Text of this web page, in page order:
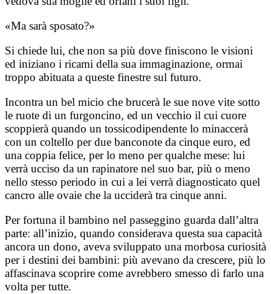
«Ma sarà sposato?»
Si chiede lui, che non sa più dove finiscono le visioni
ed iniziano i ricami della sua immaginazione, ormai
troppo abituata a queste finestre sul futuro.
Incontra un bel micio che brucerà le sue nove vite sotto
le ruote di un furgoncino, ed un vecchio il cui cuore
scoppierà quando un tossicodipendente lo minaccerà
con un coltello per due banconote da cinque euro, ed
una coppia felice, per lo meno per qualche mese: lui
verrà ucciso da un rapinatore nel suo bar, più o meno
nello stesso periodo in cui a lei verrà diagnosticato quel
cancro alle ovaie che la ucciderà tra cinque anni.
Per fortuna il bambino nel passeggino guarda dall’altra
parte: all’inizio, quando considerava questa sua capacità
ancora un dono, aveva sviluppato una morbosa curiosità
per i destini dei bambini: più avevano da crescere, più lo
affascinava scoprire come avrebbero smesso di farlo una
volta per tutte.